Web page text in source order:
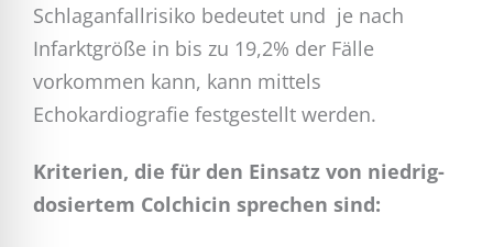
Schlaganfallrisiko bedeutet und je nach
Infarktgröße in bis zu 19,2% der Fälle
vorkommen kann, kann mittels
Echokardiografie festgestellt werden.
Kriterien, die für den Einsatz von niedrig-
dosiertem Colchicin sprechen sind: